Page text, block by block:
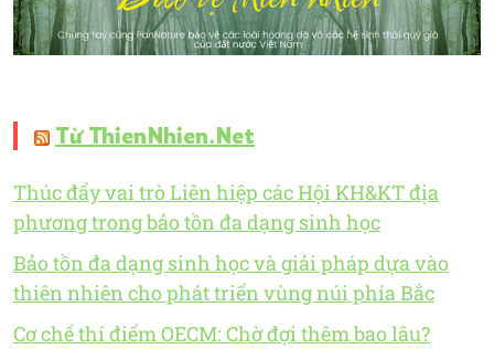
Từ ThienNhien.Net
Thúc đẩy vai trò Liên hiệp các Hội KH&KT địa
phương trong bảo tồn đa dạng sinh học
Bảo tồn đa dạng sinh học và giải pháp dựa vào
thiên nhiên cho phát triển vùng núi phía Bắc
Cơ chế thí điểm OECM: Chờ đợi thêm bao lâu?